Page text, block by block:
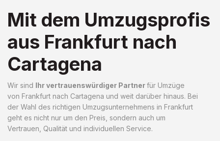
Mit dem Umzugsprofis
aus Frankfurt nach
Cartagena
Wir sind Ihr vertrauenswürdiger Partnerfür Umzüge
von Frankfurt nach Cartagena und weit darüber hinaus. Bei
der Wahl des richtigen Umzugsunternehmens in Frankfurt
geht es nicht nur um den Preis, sondern auch um
Vertrauen, Qualität und individuellen Service.